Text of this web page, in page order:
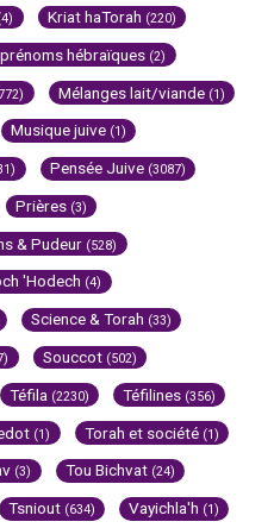
Kriat haTorah (220)
hébraïques (2)
Mélanges lait/viande (1)
Musique juive (1)
Pensée Juive (3087)
Prières (3)
& Pudeur (528)
'Hodech (4)
Science & Torah (33)
Souccot (502)
Téfila (2230) Téfilines (356)
(1) Torah et société (1)
(3) Tou Bichvat (24)
Tsniout (634) Vayichla'h (1)